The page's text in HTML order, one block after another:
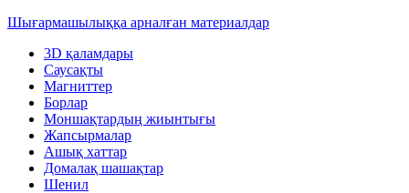
Шығармашылыққа арналған материалдар
3D қаламдары
Саусақты
Магниттер
Борлар
Моншақтардың жиынтығы
Жапсырмалар
Ашық хаттар
Домалақ шашақтар
Шенил